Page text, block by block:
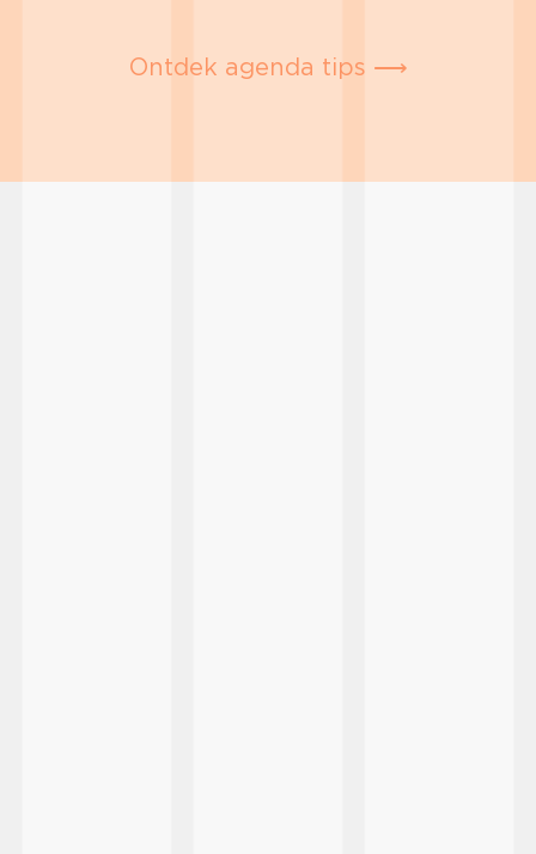
Ontdek agenda tips ⟶